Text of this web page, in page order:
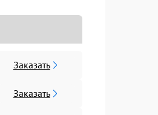
Заказать
Заказать